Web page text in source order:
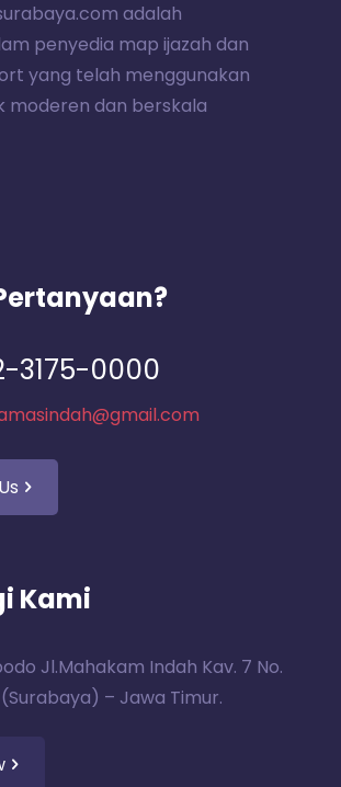
adalah
penyedia map ijazah dan
yang telah menggunakan
moderen dan berskala
3175-0000
Kami
Jl.Mahakam Indah Kav. 7 No.
– Jawa Timur.